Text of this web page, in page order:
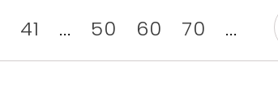
41 ... 50 60 70 ...